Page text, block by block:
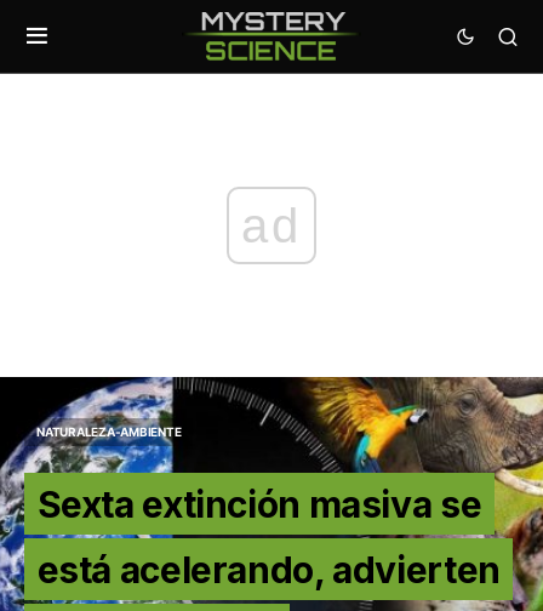
ad
NATURALEZA-AMBIENTE
Sexta extinción masiva se
está acelerando, advierten